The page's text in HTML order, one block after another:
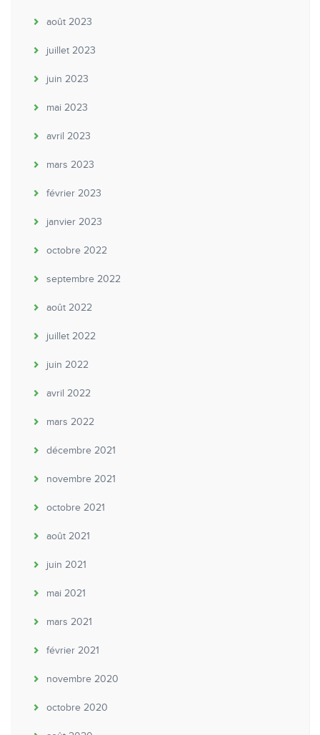
août 2023
juillet 2023
juin 2023
mai 2023
avril 2023
mars 2023
février 2023
janvier 2023
octobre 2022
septembre 2022
août 2022
juillet 2022
juin 2022
avril 2022
mars 2022
décembre 2021
novembre 2021
octobre 2021
août 2021
juin 2021
mai 2021
mars 2021
février 2021
novembre 2020
octobre 2020